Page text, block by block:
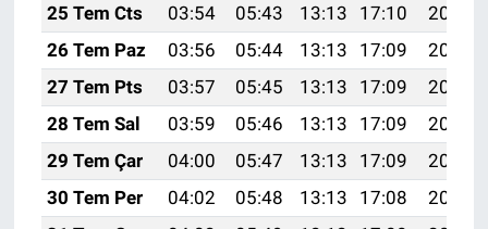
25 Tem Cts
03:54 05:43 13:13 17:10
20:33
26 Tem Paz
03:56 05:44 13:13 17:09
20:32
27 Tem Pts
03:57 05:45 13:13 17:09
20:31
28 Tem Sal
03:59 05:46 13:13 17:09
20:30
29 Tem Çar
04:00 05:47 13:13 17:09
20:29
30 Tem Per
04:02 05:48 13:13 17:08
20:28